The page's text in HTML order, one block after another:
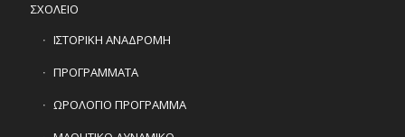
ΣΧΟΛΕΙΟ
ΙΣΤΟΡΙΚΗ ΑΝΑΔΡΟΜΗ
ΠΡΟΓΡΑΜΜΑΤΑ
ΩΡΟΛΟΓΙΟ ΠΡΟΓΡΑΜΜΑ